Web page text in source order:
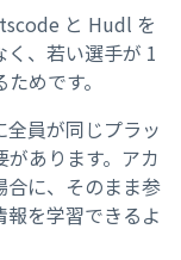
と Hudl を
、若い選手が 1
めです。
全員が同じプラッ
あります。アカ
合に、そのまま参
を学習できるよ